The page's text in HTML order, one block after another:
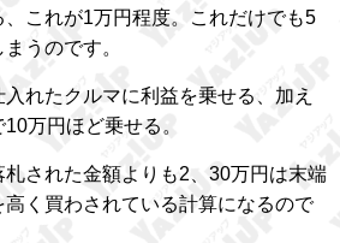
これが1万円程度。これだけでも5
うのです。
れたクルマに利益を乗せる、加え
万円ほど乗せる。
された金額よりも2、30万円は末端
く買わされている計算になるので